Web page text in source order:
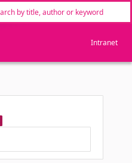
Intranet